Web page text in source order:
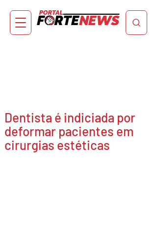
Dentista é indiciada por
deformar pacientes em
cirurgias estéticas